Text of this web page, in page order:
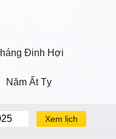
Đinh Hợi
Năm Ất Tỵ
Xem lịch